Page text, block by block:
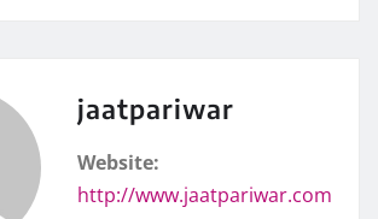
jaatpariwar
Website:
http://www.jaatpariwar.com